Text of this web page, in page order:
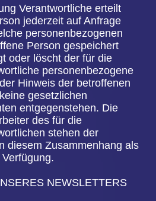
den
oder gelöscht.
PERSON
vom Europäischen
eingeräumte
darüber zu
eine betroffene
in Anspruch
an einen